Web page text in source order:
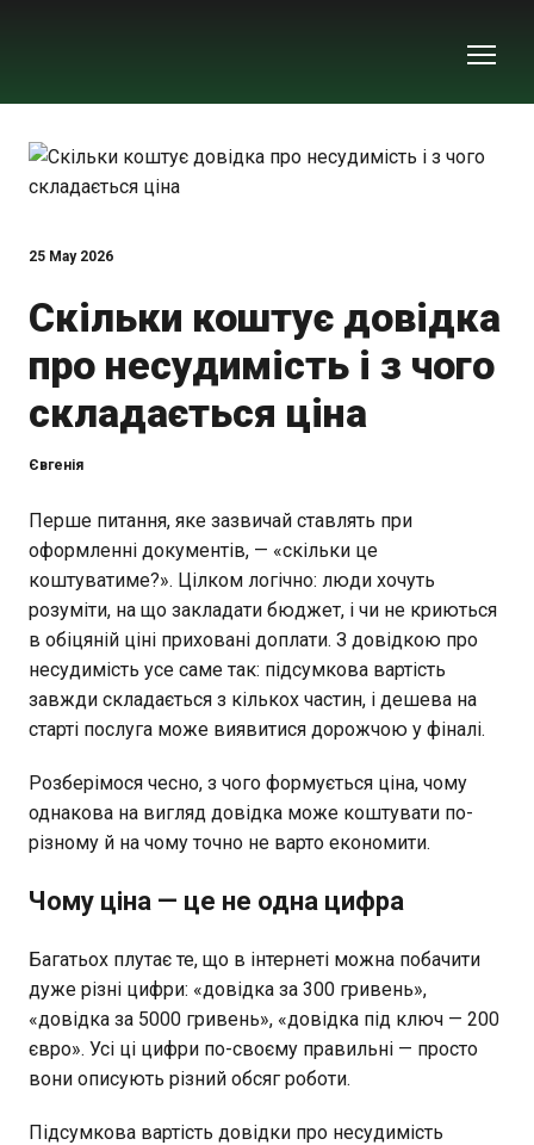
25 May 2026
Скільки коштує довідка
про несудимість і з чого
складається ціна
Євгенія
Перше питання, яке зазвичай ставлять при
оформленні документів, — «скільки це
коштуватиме?». Цілком логічно: люди хочуть
розуміти, на що закладати бюджет, і чи не криються
в обіцяній ціні приховані доплати. З довідкою про
несудимість усе саме так: підсумкова вартість
завжди складається з кількох частин, і дешева на
старті послуга може виявитися дорожчою у фіналі.
Розберімося чесно, з чого формується ціна, чому
однакова на вигляд довідка може коштувати по-
різному й на чому точно не варто економити.
Чому ціна — це не одна цифра
Багатьох плутає те, що в інтернеті можна побачити
дуже різні цифри: «довідка за 300 гривень»,
«довідка за 5000 гривень», «довідка під ключ — 200
євро». Усі ці цифри по-своєму правильні — просто
вони описують різний обсяг роботи.
Підсумкова вартість довідки про несудимість